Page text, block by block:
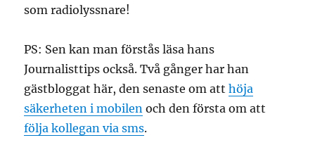
som radiolyssnare!
PS: Sen kan man förstås läsa hans
Journalisttips också. Två gånger har han
gästbloggat här, den senaste om atthöja
säkerheten i mobilen och den första om att
följa kollegan via sms.